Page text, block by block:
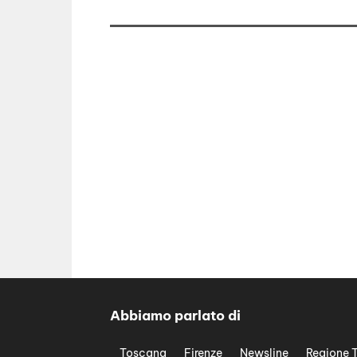
Abbiamo parlato di
Toscana Firenze Newsline Regione